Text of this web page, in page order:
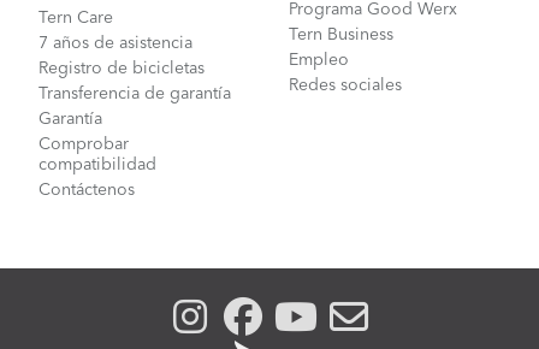
Tern Care
7 años de asistencia
Registro de bicicletas
Transferencia de garantía
Garantía
Comprobar
compatibilidad
Contáctenos
Programa Good Werx
Tern Business
Empleo
Redes sociales